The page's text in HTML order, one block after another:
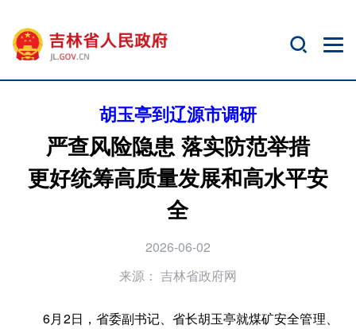
胡玉亭到辽源市调研
严查风险隐患 落实防范举措
更好统筹高质量发展和高水平安
全
2026-06-02
来源： 吉林省政府网
6月2日，省委副书记、省长胡玉亭就煤矿安全管理、